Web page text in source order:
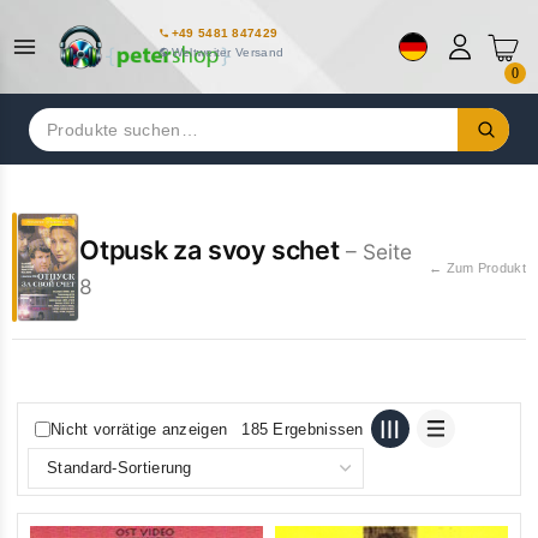
+49 5481 847429
Weltweiter Versand
0
Suchen
nach:
Otpusk za svoy schet– Seite
8
← Zum Produkt
Nicht vorrätige anzeigen 185 Ergebnissen